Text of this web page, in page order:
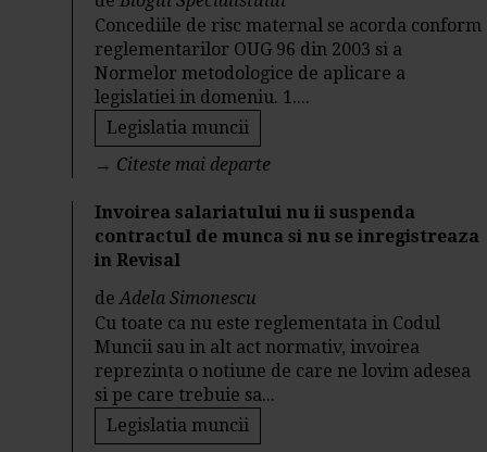
Concediile de risc maternal se acorda conform
reglementarilor OUG 96 din 2003 si a
Normelor metodologice de aplicare a
legislatiei in domeniu. 1....
Legislatia muncii
→ Citeste mai departe
Invoirea salariatului nu ii suspenda
contractul de munca si nu se inregistreaza
in Revisal
deAdela Simonescu
Cu toate ca nu este reglementata in Codul
Muncii sau in alt act normativ, invoirea
reprezinta o notiune de care ne lovim adesea
si pe care trebuie sa...
Legislatia muncii